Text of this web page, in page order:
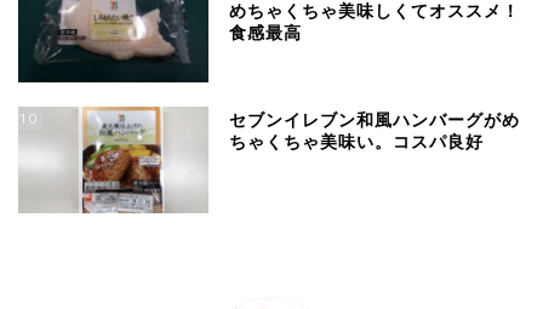
めちゃくちゃ美味しくてオススメ！
食感最高
10
セブンイレブン和風ハンバーグがめ
ちゃくちゃ美味い。コスパ良好